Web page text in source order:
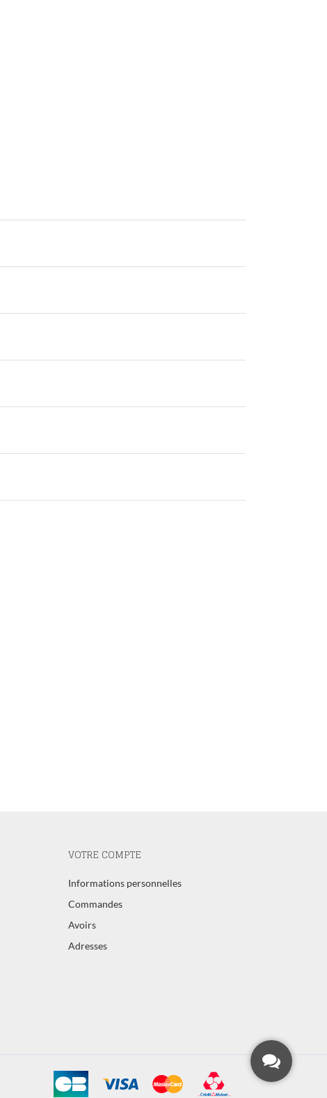
VOTRE COMPTE
Informations personnelles
Commandes
Avoirs
Adresses